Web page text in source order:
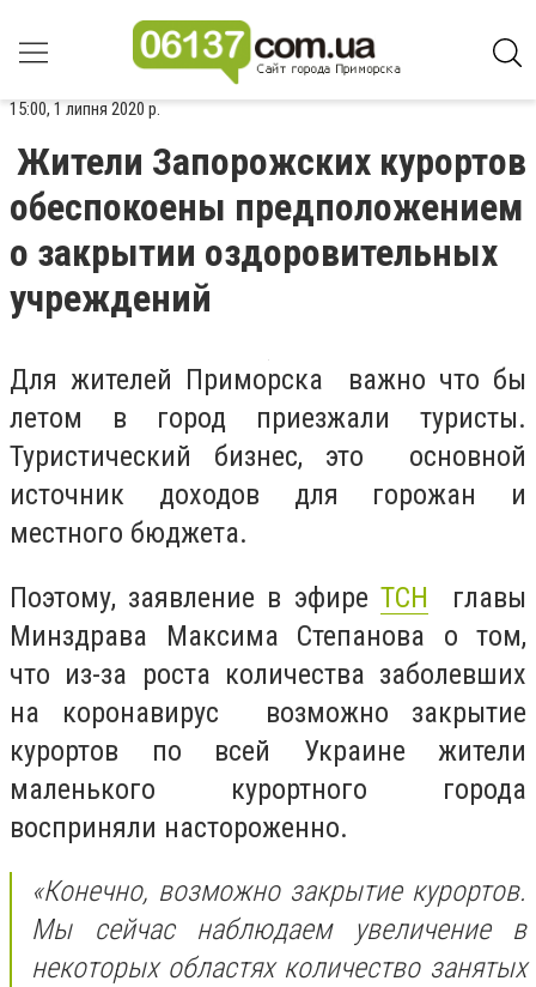
15:00, 1 липня 2020 р.
Жители Запорожских курортов
обеспокоены предположением
о закрытии оздоровительных
учреждений
Для жителей Приморска важно что бы
летом в город приезжали туристы.
Туристический бизнес, это основной
источник доходов для горожан и
местного бюджета.
Поэтому, заявление в эфире ТСН главы
Минздрава Максима Степанова о том,
что из-за роста количества заболевших
на коронавирус возможно закрытие
курортов по всей Украине жители
маленького курортного города
восприняли настороженно.
«Конечно, возможно закрытие курортов.
Мы сейчас наблюдаем увеличение в
некоторых областях количество занятых